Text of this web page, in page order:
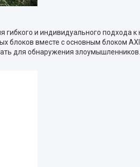
и индивидуального подхода
блоков вместе с основным блоком
для обнаружения